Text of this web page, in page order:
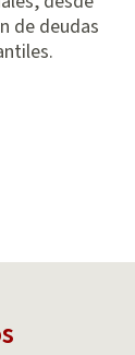
de deudas